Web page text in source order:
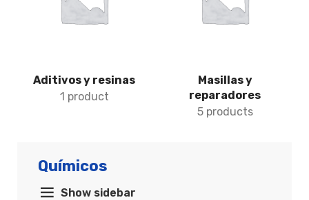
Aditivos y resinas
1 product
Masillas y
reparadores
5 products
Químicos
Show sidebar